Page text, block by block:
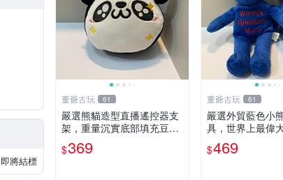
即將結標
董爺古玩 61
嚴選熊貓造型直播遙控器支
架，重量沉實底部填充豆
袋，手機遙控器最佳架設選
擇推薦 直播遙控器支架 毛
$369
董爺古玩 61
嚴選外貿藍色小
具，世界上最偉
誕節推薦禮物 五
玩具 母親節
$469